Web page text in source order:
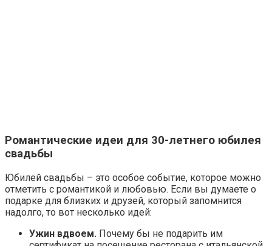
Романтические идеи для 30-летнего юбилея
свадьбы
Юбилей свадьбы – это особое событие, которое можно
отметить с романтикой и любовью. Если вы думаете о
подарке для близких и друзей, который запомнится
надолго, то вот несколько идей:
Ужин вдвоем. Почему бы не подарить им